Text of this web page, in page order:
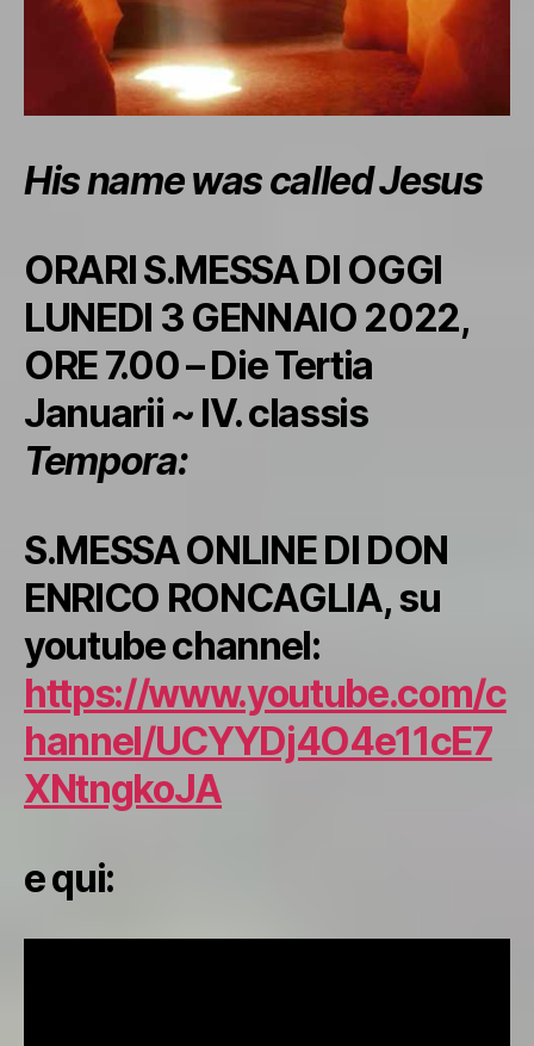
His name was called Jesus
ORARI S.MESSA DI OGGI
LUNEDI 3 GENNAIO 2022,
ORE 7.00 – Die Tertia
Januarii ~ IV. classis
Tempora:
S.MESSA ONLINE DI DON
ENRICO RONCAGLIA, su
youtube channel:
https://www.youtube.com/c
hannel/UCYYDj4O4e11cE7
XNtngkoJA
e qui: